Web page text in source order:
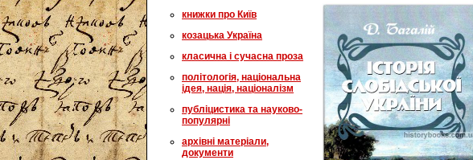
книжки про Київ
козацька Україна
класична і сучасна проза
політологія, національна
ідея, нація, націоналізм
публіцистика та науково-
популярні
архівні матеріали,
документи